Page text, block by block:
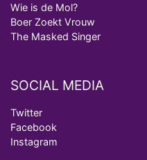
Wie is de Mol?
Boer Zoekt Vrouw
The Masked Singer
SOCIAL MEDIA
Twitter
Facebook
Instagram